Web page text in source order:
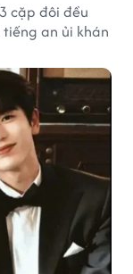
cặp đôi đều
an ủi khán